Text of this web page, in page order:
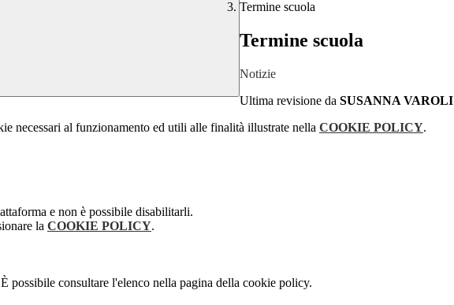
Termine scuola
Termine scuola
Notizie
Ultima revisione da SUSANNA VAROLI
necessari al funzionamento ed utili alle finalità illustrate nella COOKIE POLICY.
e non è possibile disabilitarli.
la COOKIE POLICY.
possibile consultare l'elenco nella pagina della cookie policy.